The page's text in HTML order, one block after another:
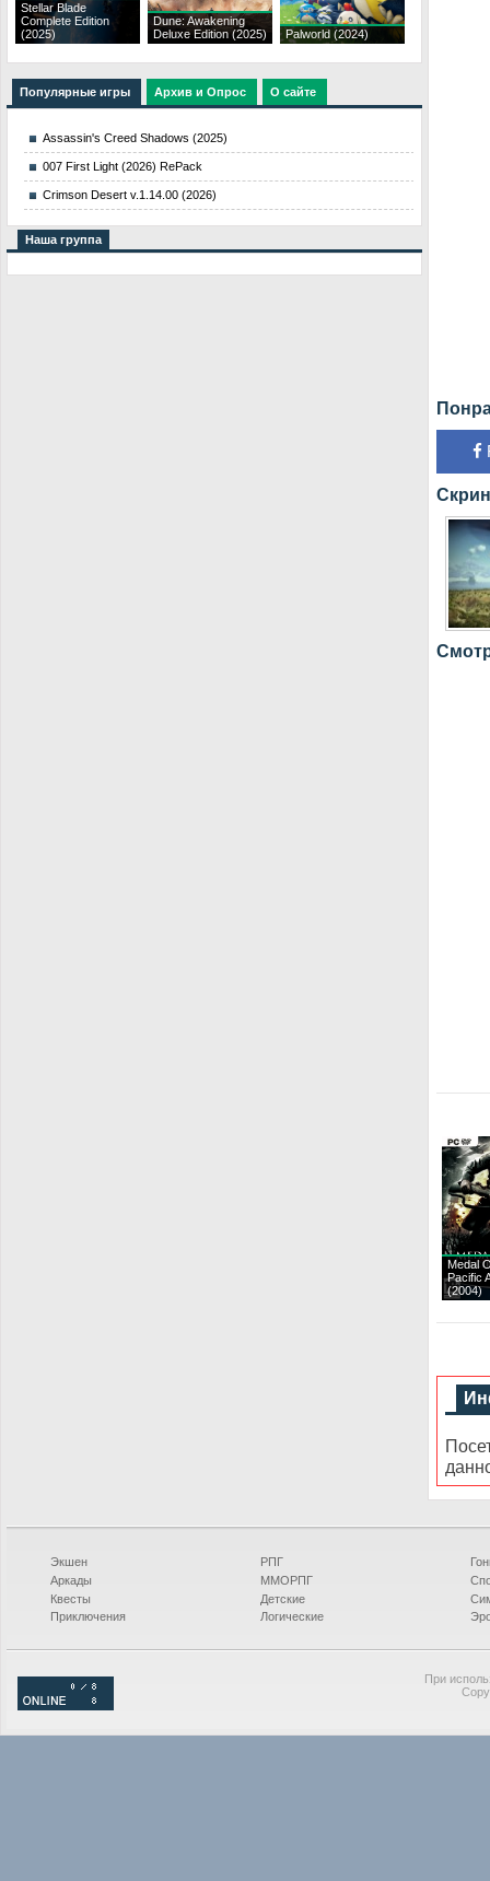
Stellar Blade
Complete Edition
(2025)
Dune: Awakening
Deluxe Edition (2025)
Palworld (2024)
Популярные игры Архив и Опрос О сайте
Assassin's Creed Shadows (2025)
007 First Light (2026) RePack
Crimson Desert v.1.14.00 (2026)
Наша группа
Medal
Pacific
(2004)
Экшен
Аркады
Квесты
Приключения
РПГ
ММОРПГ
Детские
Логические
При